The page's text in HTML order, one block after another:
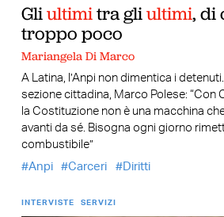
Gliultimitra gliultimi, di
troppo poco
Mariangela Di Marco
A Latina, l’Anpi non dimentica i
sezione cittadina, Marco Polese: “Con
la Costituzione non è una macchina
avanti da sé. Bisogna ogni giorno
combustibile”
Anpi
Carceri Diritti
INTERVISTE SERVIZI